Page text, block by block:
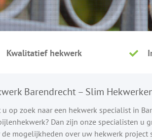
Kwalitatief hekwerk
Barendrecht – Slim
u op zoek naar een hekwerk specialist in
Dan zijn onze specialisten u
de mogelijkheden over uw hekwerk